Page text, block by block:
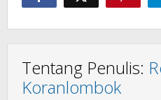
Tentang Penulis:
Koranlombok